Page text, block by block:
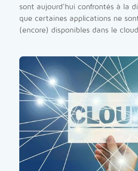
sont aujourd'hui confrontés à la
que certaines applications ne
(encore) disponibles dans le